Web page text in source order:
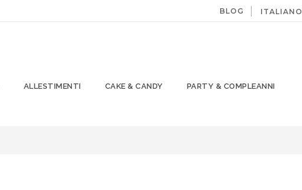
ITALIANO
BLOG
ALLESTIMENTI CAKE & CANDY PARTY & COMPLEANNI